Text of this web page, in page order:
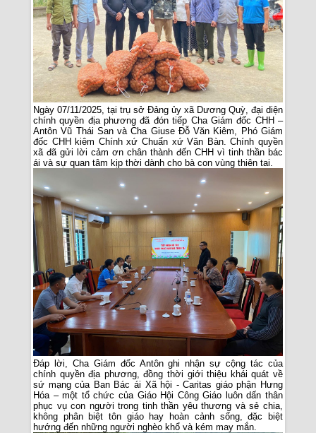
Ngày 07/11/2025, tại trụ sở Đảng ủy xã Dương Quỳ, đại diện
chính quyền địa phương đã đón tiếp Cha Giám đốc CHH –
Antôn Vũ Thái San và Cha Giuse Đỗ Văn Kiêm, Phó Giám
đốc CHH kiêm Chính xứ Chuẩn xứ Văn Bàn. Chính quyền
xã đã gửi lời cảm ơn chân thành đến CHH vì tinh thần bác
ái và sự quan tâm kịp thời dành cho bà con vùng thiên tai.
Đáp lời, Cha Giám đốc Antôn ghi nhận sự cộng tác của
chính quyền địa phương, đồng thời giới thiệu khái quát về
sứ mạng của Ban Bác ái Xã hội - Caritas giáo phận Hưng
Hóa – một tổ chức của Giáo Hội Công Giáo luôn dấn thân
phục vụ con người trong tinh thần yêu thương và sẻ chia,
không phân biệt tôn giáo hay hoàn cảnh sống, đặc biệt
hướng đến những người nghèo khổ và kém may mắn.